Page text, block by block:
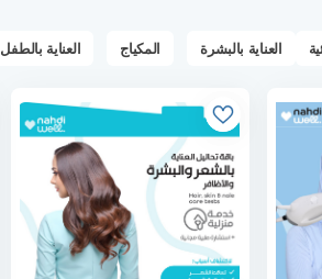
العناية بالبشرة المكياج العناية بالطفل